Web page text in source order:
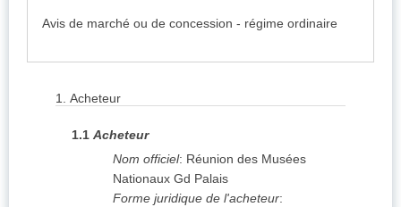
Avis de marché ou de concession - régime ordinaire
1. Acheteur
1.1 Acheteur
Nom officiel: Réunion des Musées
Nationaux Gd Palais
Forme juridique de l'acheteur: